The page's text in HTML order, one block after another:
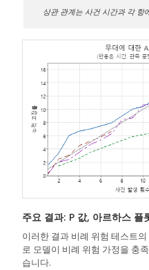
상관 관계는 사건 시간과 각
주요 결과: P 값, 아르하스 플
이러한 결과 비례 위험 테스트
로 모델이 비례 위험 가정을 충
습니다.